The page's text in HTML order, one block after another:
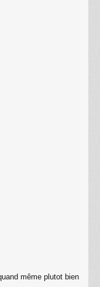
même plutot bien